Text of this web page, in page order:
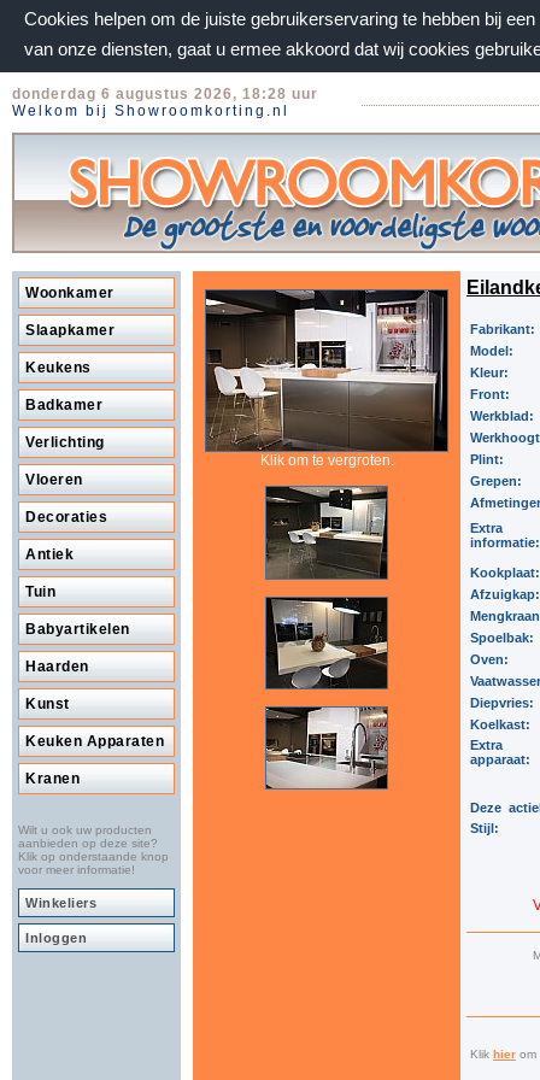
Cookies helpen om de juiste gebruikerservaring te hebben bij
van onze diensten, gaat u ermee akkoord dat wij cookies
donderdag 6 augustus 2026, 18:28 uur
Welkom bij Showroomkorting.nl
Woonkamer
Slaapkamer
Keukens
Badkamer
Verlichting
Vloeren
Decoraties
Antiek
Tuin
Babyartikelen
Haarden
Kunst
Keuken Apparaten
Kranen
Wilt u ook uw producten
aanbieden op deze site?
Klik op onderstaande knop
voor meer informatie!
Winkeliers
Inloggen
Klik om te vergroten.
Fabrikant:
Model:
Kleur:
Front:
Werkblad:
Plint:
Grepen:
Extra
informatie:
Spoelbak:
Oven:
Diepvries:
Koelkast:
Extra
apparaat:
Deze
Stijl:
Klik hier om